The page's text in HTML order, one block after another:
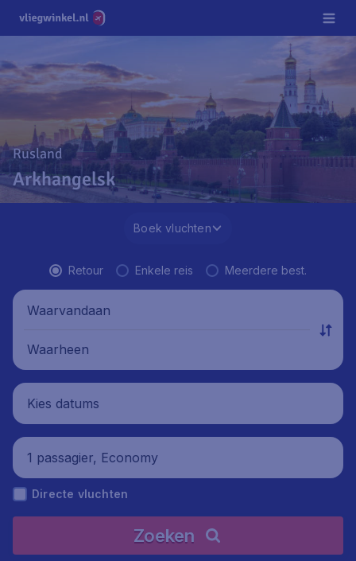
Rusland
Arkhangelsk
Boek vluchten
Retour Enkele reis Meerdere best.
Waarvandaan
Waarheen
Kies datums
1 passagier, Economy
Directe vluchten
Zoeken